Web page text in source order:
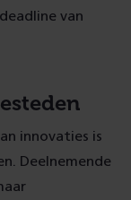
van
innovaties is
Deelnemende